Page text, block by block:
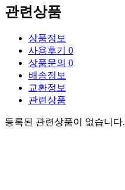
관련상품
상품정보
사용후기 0
상품문의 0
배송정보
교환정보
관련상품
등록된 관련상품이 없습니다.